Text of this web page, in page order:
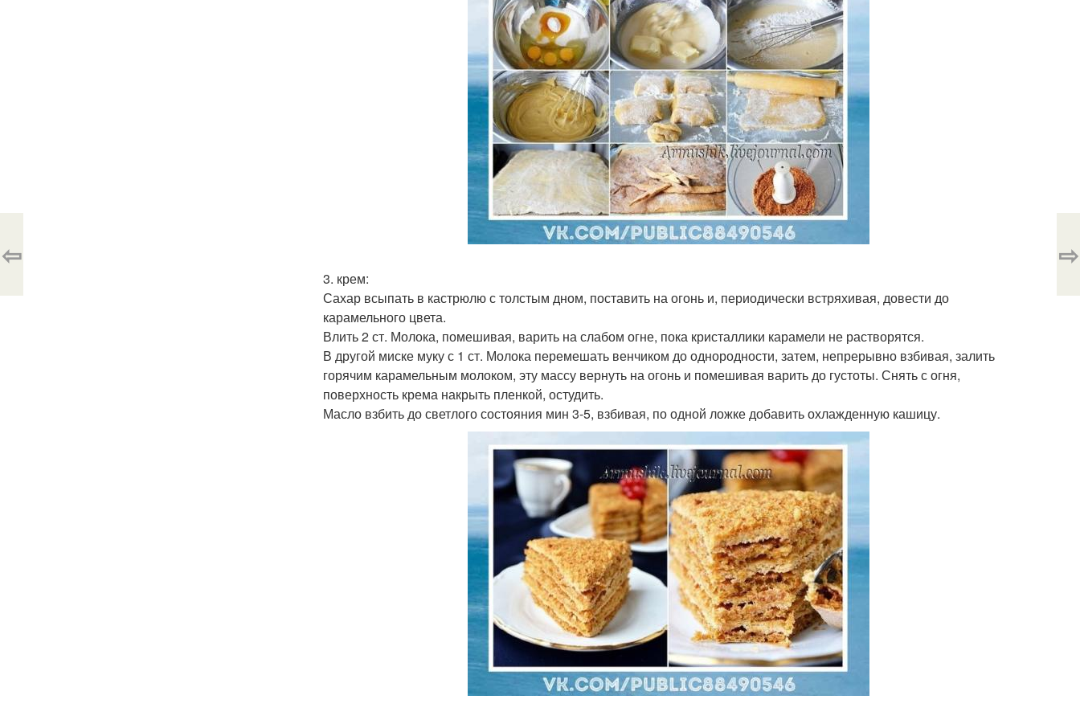
3. крем:
Сахар всыпать в кастрюлю с толстым дном, поставить на огонь и, периодически встряхивая, довести до
карамельного цвета.
Влить 2 ст. Молока, помешивая, варить на слабом огне, пока кристаллики карамели не растворятся.
В другой миске муку с 1 ст. Молока перемешать венчиком до однородности, затем, непрерывно взбивая, залить
горячим карамельным молоком, эту массу вернуть на огонь и помешивая варить до густоты. Снять с огня,
поверхность крема накрыть пленкой, остудить.
Масло взбить до светлого состояния мин 3-5, взбивая, по одной ложке добавить охлажденную кашицу.
⇦ ⇨